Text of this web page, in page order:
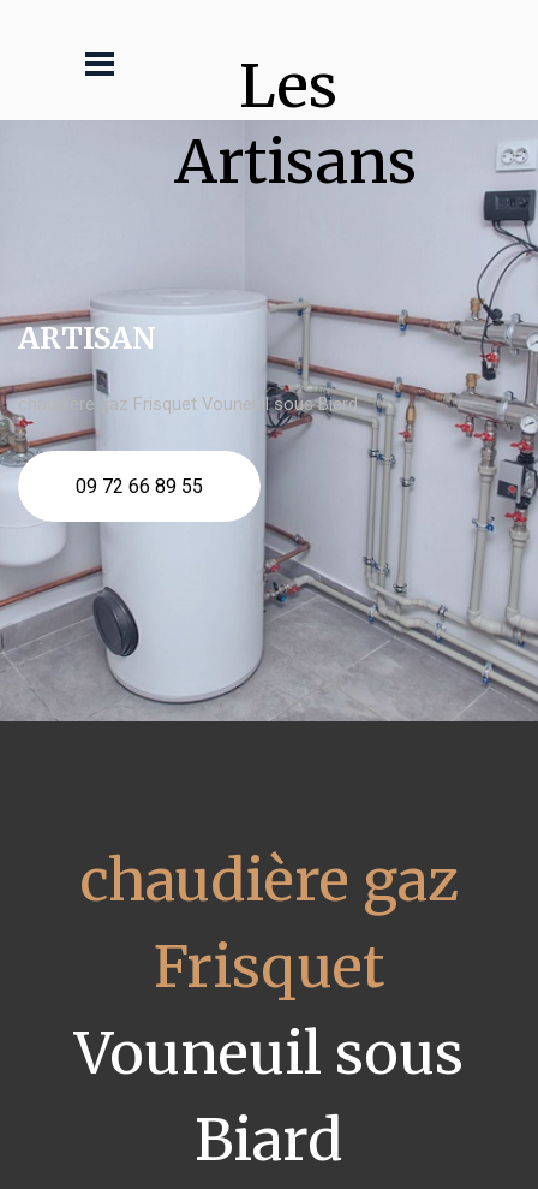
Les
Artisans
ARTISAN
chaudière gaz Frisquet Vouneuil sous Biard
09 72 66 89 55
chaudière gaz
Frisquet
Vouneuil sous
Biard